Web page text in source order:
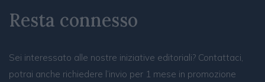
Resta connesso
Sei interessato alle nostre iniziative editoriali? Contattaci,
potrai anche richiedere l’invio per 1 mese in promozione